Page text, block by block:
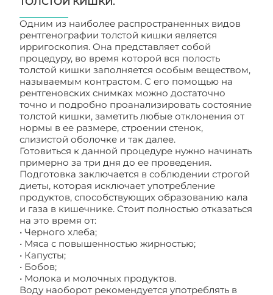
Одним из наиболее распространенных видов
рентгенографии толстой кишки является
ирригоскопия. Она представляет собой
процедуру, во время которой вся полость
толстой кишки заполняется особым веществом,
называемым контрастом. С его помощью на
рентгеновских снимках можно достаточно
точно и подробно проанализировать состояние
толстой кишки, заметить любые отклонения от
нормы в ее размере, строении стенок,
слизистой оболочке и так далее.
Готовиться к данной процедуре нужно начинать
примерно за три дня до ее проведения.
Подготовка заключается в соблюдении строгой
диеты, которая исключает употребление
продуктов, способствующих образованию кала
и газа в кишечнике. Стоит полностью отказаться
на это время от:
• Черного хлеба;
• Мяса с повышенностью жирностью;
• Капусты;
• Бобов;
• Молока и молочных продуктов.
Воду наоборот рекомендуется употреблять в